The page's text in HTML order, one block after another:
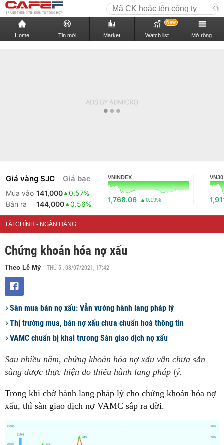
Home Tin mới Market Watch list
New
Mở rộng
Giá vàng SJC Giá bạc
Mua vào 141,000
0.57%
Bán ra
144,000 0.56%
VNINDEX
1,768.06 0.19%
VN30
TÀI CHÍNH - NGÂN HÀNG
Chứng khoán hóa nợ xấu
Theo Lê Mỹ - THỨ 5 , 08/07/2021, 17:42
Sàn mua bán nợ xấu: Vẫn vướng hành lang pháp lý
Thị trường mua, bán nợ xấu chưa chuẩn hoá thông tin
VAMC chuẩn bị khai trương Sàn giao dịch nợ xấu
Sau nhiều năm, chứng khoán hóa nợ xấu vẫn chưa sẵn
sàng được thực hiện do thiếu hành lang pháp lý.
Trong khi chờ hành lang pháp lý cho chứng khoán hóa nợ
xấu, thì sàn giao dịch nợ VAMC sắp ra đời.